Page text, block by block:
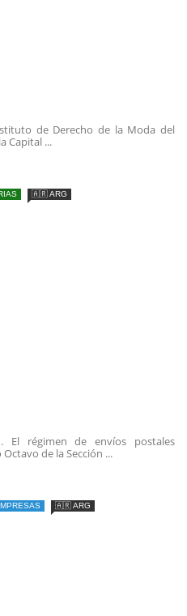
de Derecho de la Moda del
Capital ...
🇦🇷 ARG
El régimen de envíos postales
de la Sección ...
🇦🇷 ARG